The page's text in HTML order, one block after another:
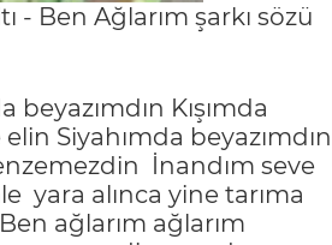
- Ben Ağlarım şarkı sözü
Kışımda
Siyahımda beyazımdın
İnandım seve
yara alınca yine tarıma
Ben ağlarım ağlarım